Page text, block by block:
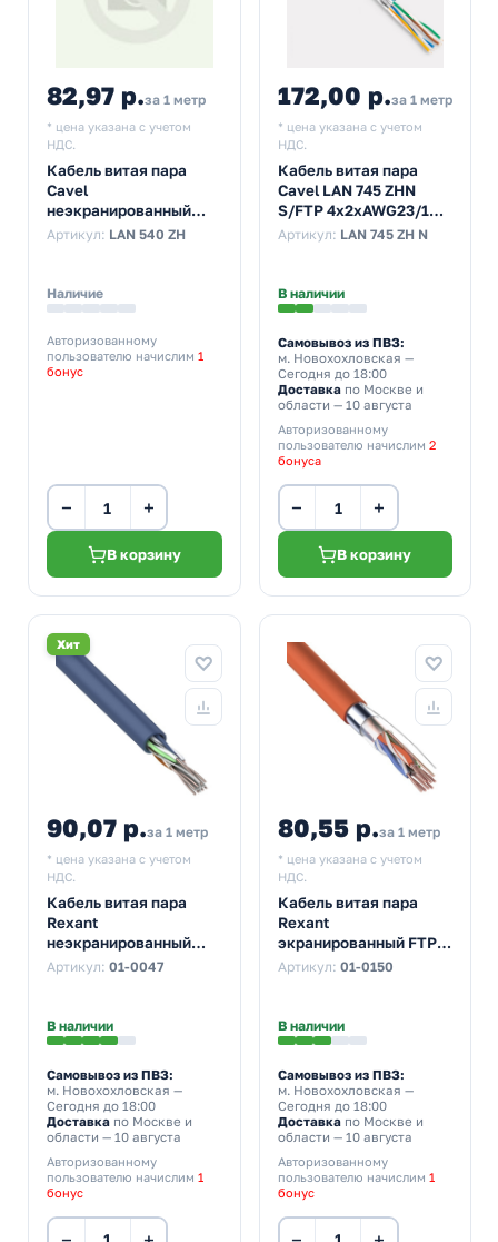
82,97 р.за 1 метр
* цена указана с учетом
НДС.
Кабель витая пара
Cavel
неэкранированный
LAN 540 ZH U/UTP
для интернета)
Артикул: LAN 540 ZH
Наличие
Авторизованному
пользователю начислим 1
бонус
− +
В корзину
172,00 р.за 1 метр
* цена указана с учетом
НДС.
Кабель витая пара
Cavel LAN 745 ZHN
S/FTP 4х2хAWG23/1
cat 7a LSZH черный
Артикул: LAN 745 ZH N
В наличии
Самовывоз из ПВЗ:
м. Новохохловская —
Сегодня до 18:00
Доставкапо Москве и
области — 10 августа
Авторизованному
пользователю начислим 2
бонуса
− +
В корзину
Хит
90,07 р.за 1 метр
* цена указана с учетом
НДС.
Кабель витая пара
Rexant
неэкранированный
UTP 4PR 23AWG cat 6
интернета)
Артикул: 01-0047
В наличии
Самовывоз из ПВЗ:
м. Новохохловская —
Сегодня до 18:00
Доставка по Москве и
области — 10 августа
Авторизованному
пользователю начислим 1
бонус
80,55 р.за 1 метр
* цена указана с учетом
НДС.
Кабель витая пара
Rexant
экранированный FTP
4PR 24AWG нг(А)-HF
(провод для
интернета)
Артикул: 01-0150
В наличии
Самовывоз из ПВЗ:
м. Новохохловская —
Сегодня до 18:00
Доставкапо Москве и
области — 10 августа
Авторизованному
пользователю начислим 1
бонус